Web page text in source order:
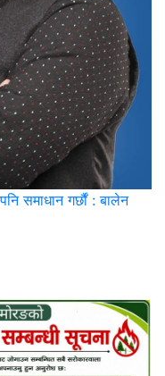
समाधान गर्छौं : बालेन